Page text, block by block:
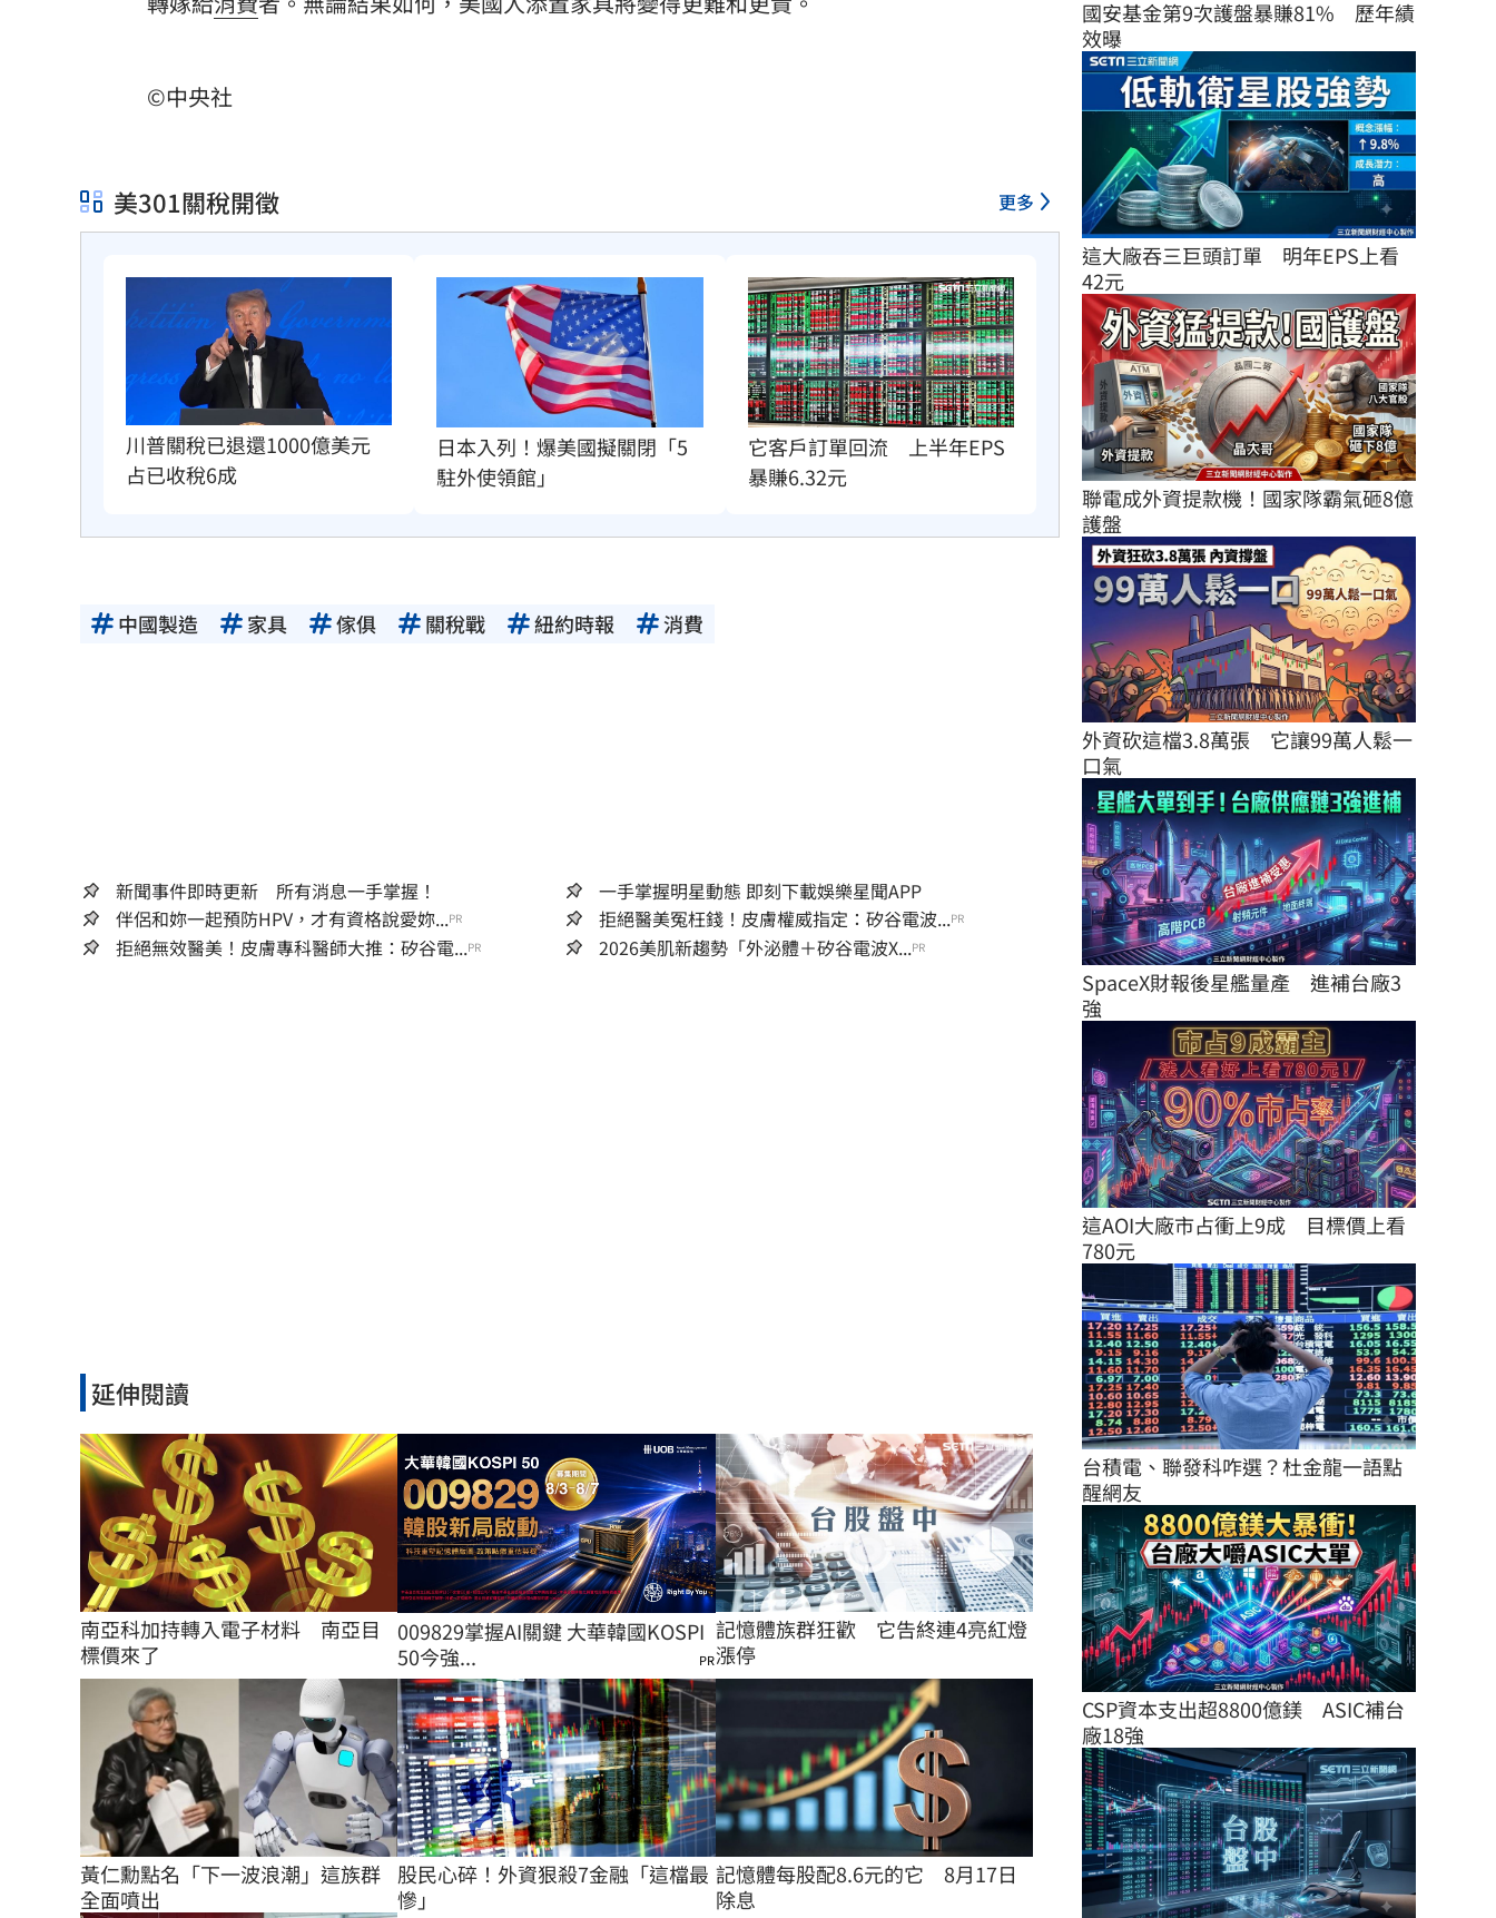
©中央社
美301關稅開徵 更多
川普關稅已退還1000億美元
占已收稅6成
日本入列！爆美國擬關閉「5
駐外使領館」
它客戶訂單回流　上半年EPS
暴賺6.32元
中國製造 家具 傢俱 關稅戰 紐約時報 消費
新聞事件即時更新 所有消息一手掌握！
一手掌握明星動態 即刻下載娛樂星聞APP
伴侶和妳一起預防HPV，才有資格說愛妳...PR 拒絕醫美冤枉錢！皮膚權威指定：矽谷電波...PR
拒絕無效醫美！皮膚專科醫師大推：矽谷電...PR 2026美肌新趨勢「外泌體＋矽谷電波X...PR
延伸閱讀
南亞科加持轉入電子材料　南亞目
標價來了
009829掌握AI關鍵 大華韓國KOSPI
50今強...
PR
記憶體族群狂歡　它告終連4亮紅燈
漲停
黃仁勳點名「下一波浪潮」這族群
全面噴出
股民心碎！外資狠殺7金融「這檔最
慘」
記憶體每股配8.6元的它　8月17日
除息
國安基金第9次護盤暴賺81%　歷年績
效曝
這大廠吞三巨頭訂單　明年EPS上看
42元
聯電成外資提款機！國家隊霸氣砸8億
護盤
外資砍這檔3.8萬張　它讓99萬人鬆一
口氣
SpaceX財報後星艦量產　進補台廠3
強
這AOI大廠市占衝上9成　目標價上看
780元
台積電、聯發科咋選？杜金龍一語點
醒網友
CSP資本支出超8800億鎂　ASIC補台
廠18強